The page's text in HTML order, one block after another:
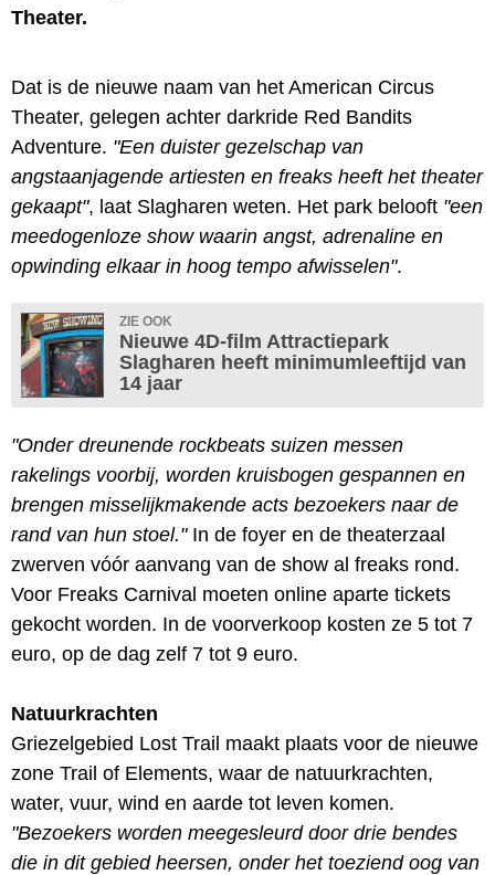
Theater.
Dat is de nieuwe naam van het American Circus
Theater, gelegen achter darkride Red Bandits
Adventure. "Een duister gezelschap van
angstaanjagende artiesten en freaks heeft het theater
gekaapt", laat Slagharen weten. Het park belooft "een
meedogenloze show waarin angst, adrenaline en
opwinding elkaar in hoog tempo afwisselen".
ZIE OOK
Nieuwe 4D-film Attractiepark
Slagharen heeft minimumleeftijd van
14 jaar
"Onder dreunende rockbeats suizen messen
rakelings voorbij, worden kruisbogen gespannen en
brengen misselijkmakende acts bezoekers naar de
rand van hun stoel."In de foyer en de theaterzaal
zwerven vóór aanvang van de show al freaks rond.
Voor Freaks Carnival moeten online aparte tickets
gekocht worden. In de voorverkoop kosten ze 5 tot 7
euro, op de dag zelf 7 tot 9 euro.
Natuurkrachten
Griezelgebied Lost Trail maakt plaats voor de nieuwe
zone Trail of Elements, waar de natuurkrachten,
water, vuur, wind en aarde tot leven komen.
"Bezoekers worden meegesleurd door drie bendes
die in dit gebied heersen, onder het toeziend oog van